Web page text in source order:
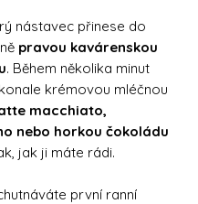
nástavec přinese do
pravou kavárenskou
. Během několika minut
krémovou mléčnou
macchiato,
nebo horkou čokoládu
jak ji máte rádi.
první ranní